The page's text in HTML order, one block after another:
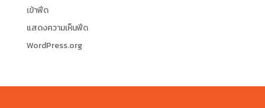
เข้าฟีด
แสดงความเห็นฟีด
WordPress.org